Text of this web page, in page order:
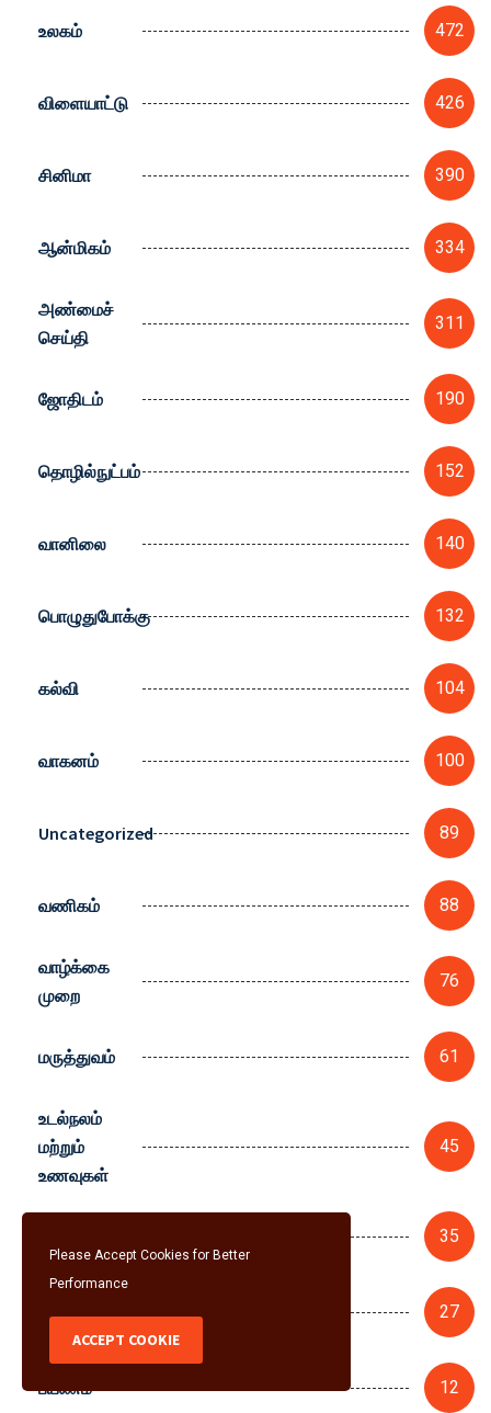
உலகம் 472
விளையாட்டு 426
சினிமா 390
ஆன்மிகம் 334
அண்மைச்
செய்தி
311
ஜோதிடம் 190
தொழில்நுட்பம் 152
வானிலை 140
பொழுதுபோக்கு 132
கல்வி 104
வாகனம் 100
Uncategorized 89
வணிகம் 88
வாழ்க்கை
முறை
76
மருத்துவம் 61
உடல்நலம்
மற்றும்
உணவுகள்
45
35
27
பயணம் 12
Please Accept Cookies for Better
Performance
ACCEPT COOKIE